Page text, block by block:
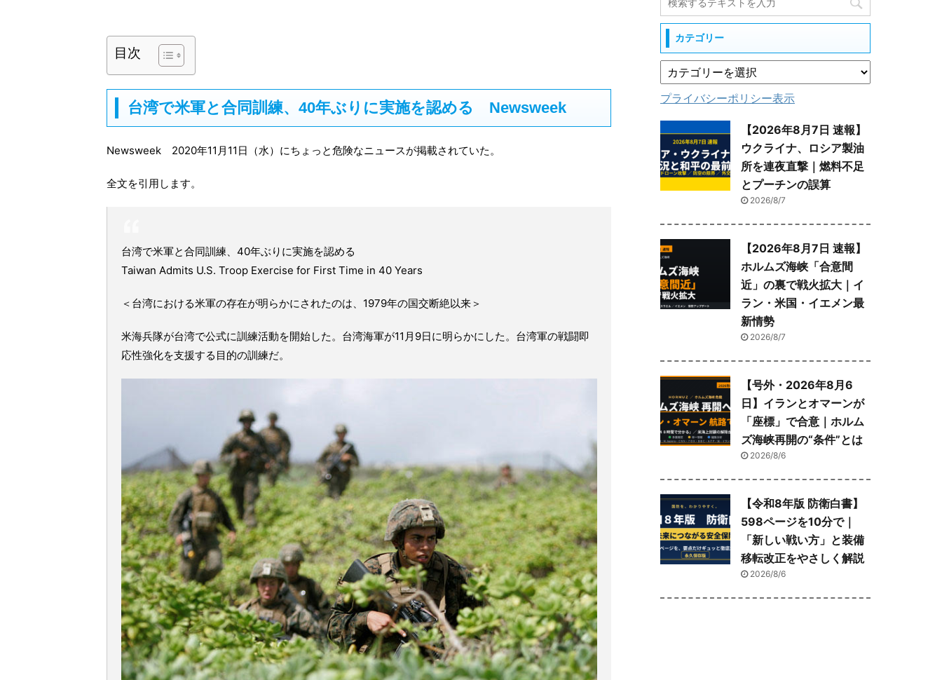
目次
台湾で米軍と合同訓練、40年ぶりに実施を認める Newsweek
Newsweek 2020年11月11日（水）にちょっと危険なニュースが掲載されていた。
全文を引用します。
台湾で米軍と合同訓練、40年ぶりに実施を認める
Taiwan Admits U.S. Troop Exercise for First Time in 40 Years
＜台湾における米軍の存在が明らかにされたのは、1979年の国交断絶以来＞
米海兵隊が台湾で公式に訓練活動を開始した。台湾海軍が11月9日に明らかにした。台湾軍の戦闘即
応性強化を支援する目的の訓練だ。
カテゴリー
プライバシーポリシー表示
【2026年8月7日 速報】
ウクライナ、ロシア製油
所を連夜直撃｜燃料不足
とプーチンの誤算
2026/8/7
【2026年8月7日 速報】
ホルムズ海峡「合意間
近」の裏で戦火拡大｜イ
ラン・米国・イエメン最
新情勢
2026/8/7
【号外・2026年8月6
日】イランとオマーンが
「座標」で合意｜ホルム
ズ海峡再開の“条件”とは
2026/8/6
【令和8年版 防衛白書】
598ページを10分で｜
「新しい戦い方」と装備
移転改正をやさしく解説
2026/8/6